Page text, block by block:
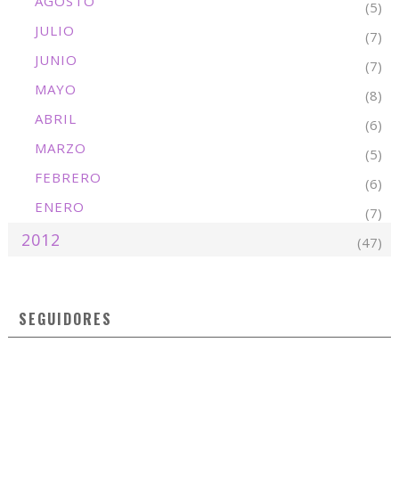
(5)
JULIO
(7)
JUNIO
(7)
MAYO
(8)
ABRIL
(6)
MARZO
(5)
FEBRERO
(6)
ENERO
(7)
2012 (47)
SEGUIDORES